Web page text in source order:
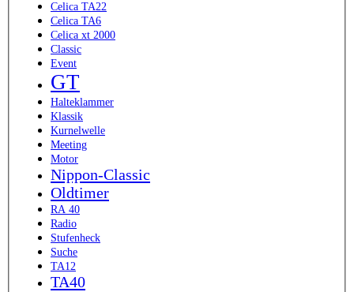
Celica TA22
Celica TA6
Celica xt 2000
Classic
Event
GT
Halteklammer
Klassik
Kurnelwelle
Meeting
Motor
Nippon-Classic
Oldtimer
RA 40
Radio
Stufenheck
Suche
TA12
TA40